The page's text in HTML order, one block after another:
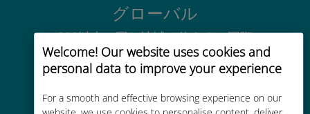
Welcome! Our website uses cookies and
personal data to improve your experience
For a smooth and effective browsing experience on our
グローバル
200以上の国と地域で使える、国際
的な高品位のセルラー通信です